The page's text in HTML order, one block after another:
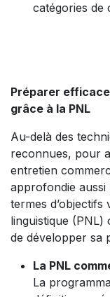
catégories de
Préparer
grâce à la PNL
Au-delà des
reconnues, pour
entretien
approfondie aussi
termes
linguistique
de développer sa
La PNL
La